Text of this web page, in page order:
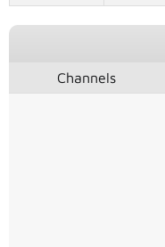
Channels